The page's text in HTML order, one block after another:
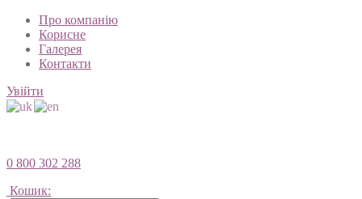
Про компанію
Корисне
Галерея
Контакти
Увійти
0 800 302 288
Кошик: